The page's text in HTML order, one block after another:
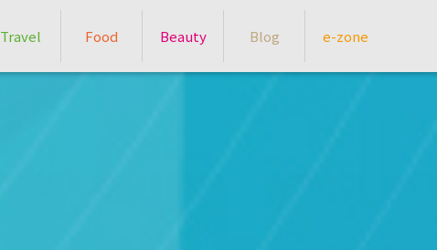
Travel Food Beauty Blog e-zone